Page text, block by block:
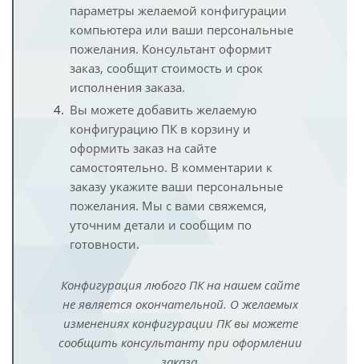
параметры желаемой конфигурации
компьютера или ваши персональные
пожелания. Консультант оформит
заказ, сообщит стоимость и срок
исполнения заказа.
Вы можете добавить желаемую
конфигурацию ПК в корзину и
оформить заказ на сайте
самостоятельно. В комментарии к
заказу укажите ваши персональные
пожелания. Мы с вами свяжемся,
уточним детали и сообщим по
готовности.
Конфигурация любого ПК на нашем сайте
не является окончательной. О желаемых
изменениях конфигурации ПК вы можете
сообщить консультанту при оформлении